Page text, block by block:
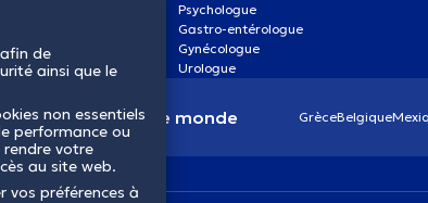
Psychologue
Gastro-entérologue
Gynécologue
Urologue
la santé dans le monde GrèceBelgique
de
ainsi que le
non essentiels
performance ou
votre
au site web.
vos préférences à